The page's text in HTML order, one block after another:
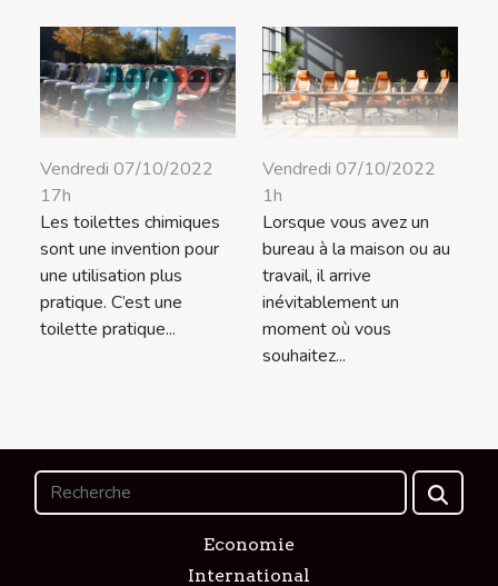
Vendredi 07/10/2022
17h
Les toilettes chimiques
sont une invention pour
une utilisation plus
pratique. C’est une
toilette pratique...
Vendredi 07/10/2022
1h
Lorsque vous avez un
bureau à la maison ou au
travail, il arrive
inévitablement un
moment où vous
souhaitez...
Economie
International